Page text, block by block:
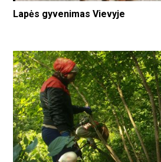
Lapės gyvenimas Vievyje